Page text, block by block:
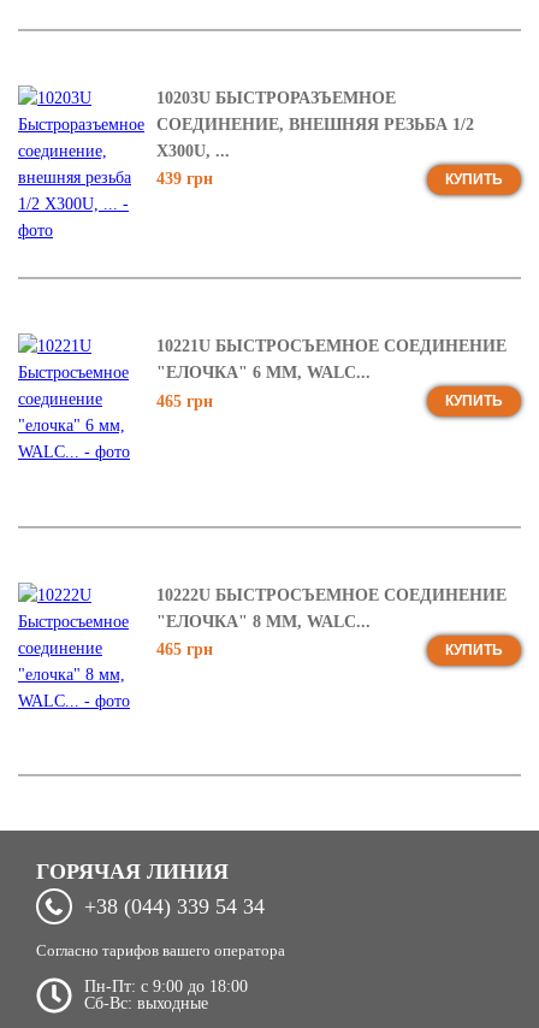
10203U БЫСТРОРАЗЪЕМНОЕ
СОЕДИНЕНИЕ, ВНЕШНЯЯ РЕЗЬБА 1/2
X300U, ...
439 грн
КУПИТЬ
10221U БЫСТРОСЪЕМНОЕ СОЕДИНЕНИЕ
"ЕЛОЧКА" 6 ММ, WALC...
465 грн
КУПИТЬ
10222U БЫСТРОСЪЕМНОЕ СОЕДИНЕНИЕ
"ЕЛОЧКА" 8 ММ, WALC...
465 грн
КУПИТЬ
ГОРЯЧАЯ ЛИНИЯ
+38 (044) 339 54 34
Согласно тарифов вашего оператора
Пн-Пт: c 9:00 до 18:00
Сб-Вс: выходные